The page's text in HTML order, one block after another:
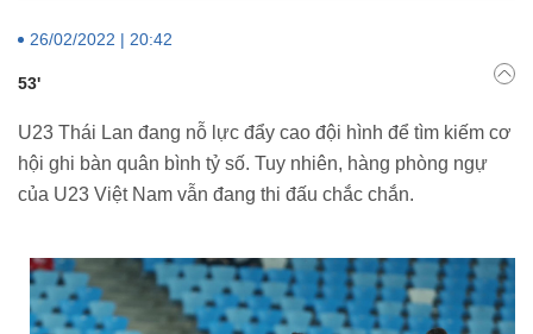
26/02/2022 | 20:42
53'
U23 Thái Lan đang nỗ lực đẩy cao đội hình để tìm kiếm cơ
hội ghi bàn quân bình tỷ số. Tuy nhiên, hàng phòng ngự
của U23 Việt Nam vẫn đang thi đấu chắc chắn.